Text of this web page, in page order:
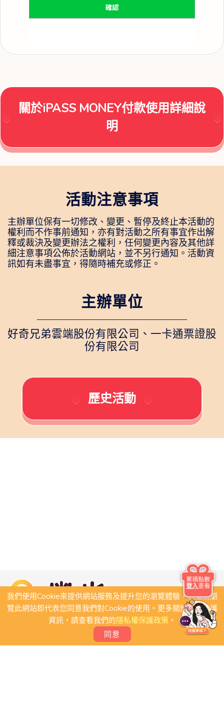
關於iPASS MONEY付款使用詳細說
明
活動注意事項
主辦單位保有一切修改、變更、暫停及終止本活動的
權利而不作事前通知，亦有對活動之所有事宜作出解
釋或裁決及變更辦法之權利，任何變更內容及其他詳
細注意事項公佈於活動網站，並不另行通知。活動資
訊如有未盡事宜，得隨時補充或修正。
主辦單位
好奇兄弟雲端股份有限公司、一卡通票證股
份有限公司
歷史活動
我們使用Cookie來提供網站服務及提升您的瀏覽體驗，若繼續瀏
覽此網站即代表您同意我們對Cookie的使用。更多關於隱私保護
資訊，請查看我們的隱私權保護政策。
同意
累積點數
登入查看